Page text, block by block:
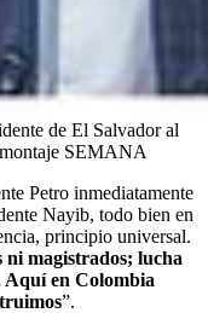
de El Salvador al
SEMANA
Petro inmediatamente
Nayib, todo bien en
principio universal.
ni magistrados; lucha
Aquí en Colombia
”.